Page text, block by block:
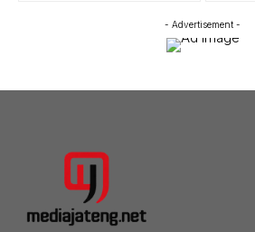
- Advertisement -